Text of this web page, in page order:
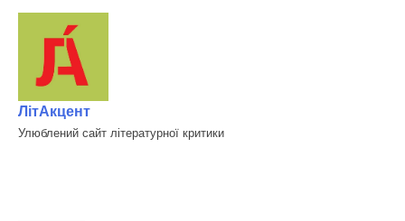
ЛітАкцент
Улюблений сайт літературної критики